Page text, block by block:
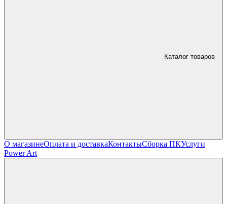
Каталог товаров
О магазинеОплата и доставкаКонтактыСборка ПКУслуги
Power Art